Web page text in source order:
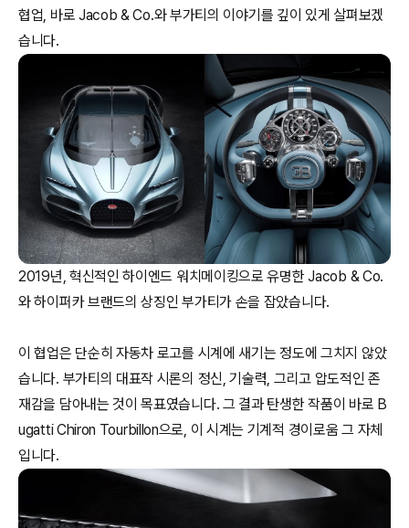
협업, 바로 Jacob & Co.와 부가티의 이야기를 깊이 있게 살펴보겠
습니다.
2019년, 혁신적인 하이엔드 워치메이킹으로 유명한 Jacob & Co.
와 하이퍼카 브랜드의 상징인 부가티가 손을 잡았습니다.
이 협업은 단순히 자동차 로고를 시계에 새기는 정도에 그치지 않았
습니다. 부가티의 대표작 시론의 정신, 기술력, 그리고 압도적인 존
재감을 담아내는 것이 목표였습니다. 그 결과 탄생한 작품이 바로 B
ugatti Chiron Tourbillon으로, 이 시계는 기계적 경이로움 그 자체
입니다.